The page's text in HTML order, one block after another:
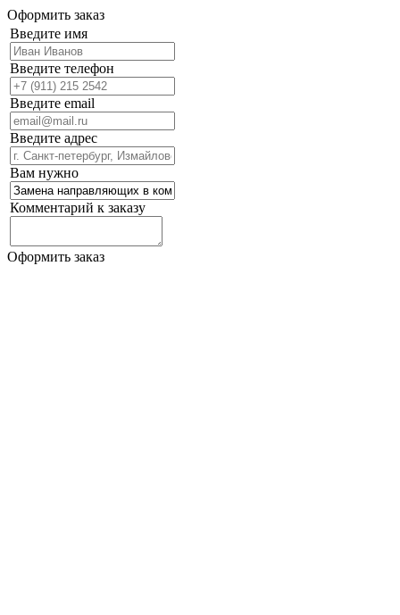
Оформить заказ
Введите имя
Введите телефон
Введите email
Введите адрес
Вам нужно
Комментарий к заказу
Оформить заказ